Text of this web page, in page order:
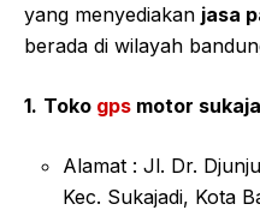
yang menyediakan jasa
berada di wilayah
1. Toko gps motor
Alamat : Jl. Dr.
Kec. Sukajadi, Kota